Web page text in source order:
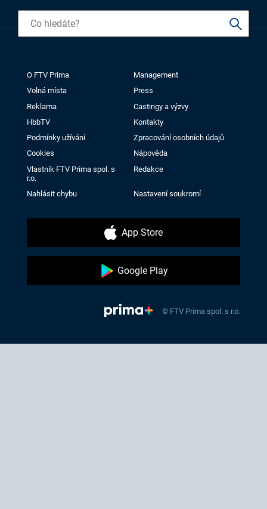
O FTV Prima
Management
Volná místa
Press
Reklama
Castingy a výzvy
HbbTV
Kontakty
Podmínky užívání
Zpracování osobních údajů
Cookies
Nápověda
Vlastník FTV Prima spol. s
r.o.
Redakce
Nahlásit chybu Nastavení soukromí
App Store
Google Play
© FTV Prima spol. s r.o.